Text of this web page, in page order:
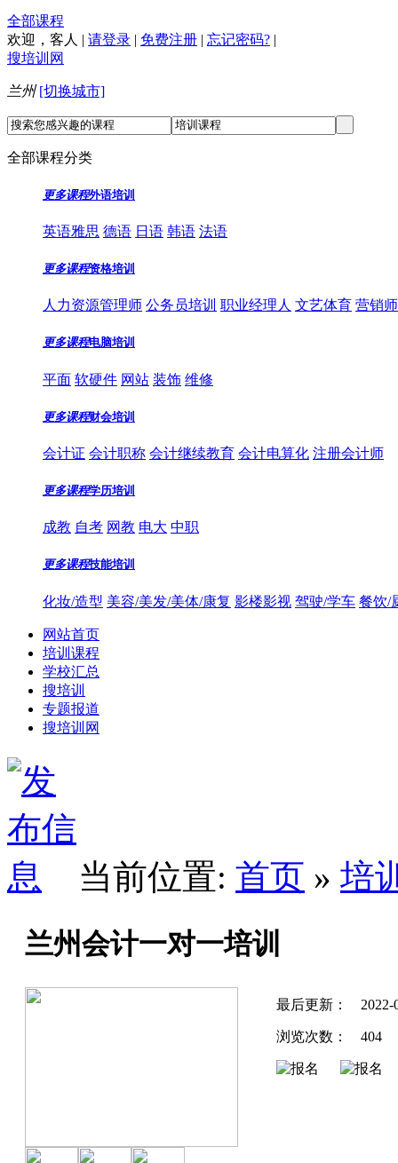
全部课程
欢迎， 客人 | 请登录 | 免费注册 | 忘记密码? |
搜培训网
兰州 [切换城市]
全部课程分类
更多课程外语培训
英语雅思 德语 日语 韩语 法语
更多课程资格培训
人力资源管理师 公务员培训 职业经理人 文艺体育 营销
更多课程电脑培训
平面 软硬件 网站 装饰 维修
更多课程财会培训
会计证 会计职称 会计继续教育 会计电算化 注册会计师
更多课程学历培训
成教 自考 网教 电大 中职
更多课程技能培训
化妆/造型 美容/美发/美体/康复 影楼影视 驾驶/学车 餐饮/
网站首页
培训课程
学校汇总
搜培训
专题报道
搜培训网
当前位置: 首页 » 培
兰州会计一对一培训
最后更新： 2022-
浏览次数： 404